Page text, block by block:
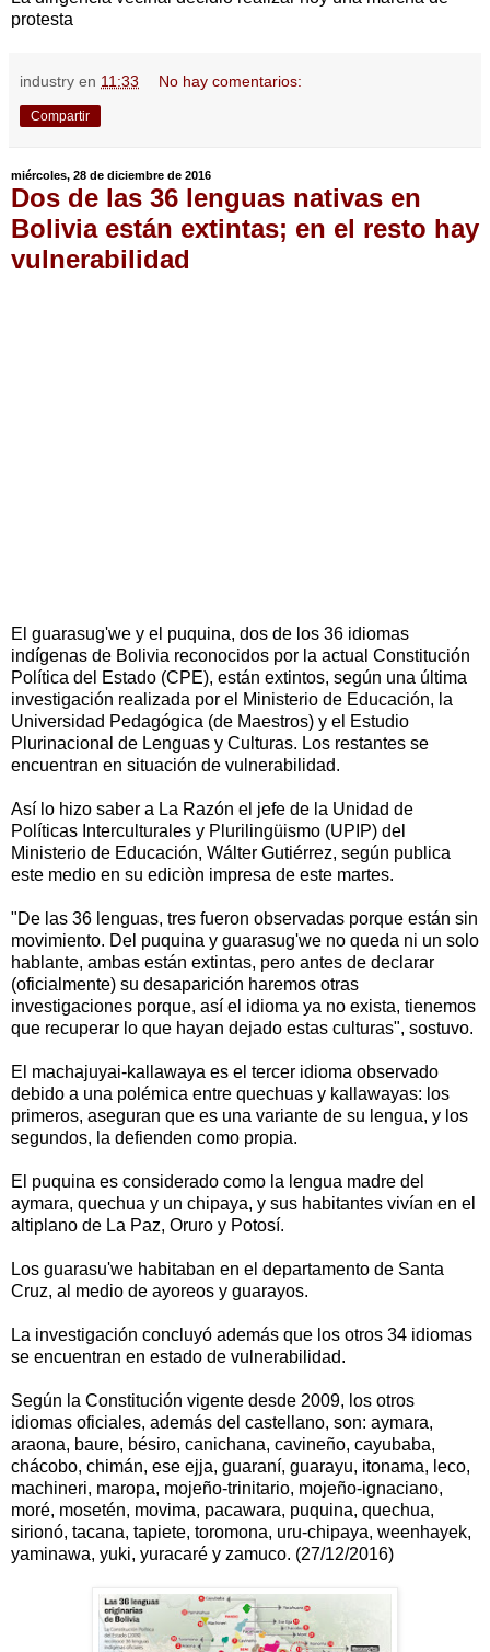
protesta
industry en 11:33 No hay comentarios:
Compartir
miércoles, 28 de diciembre de 2016
Dos de las 36 lenguas nativas en
Bolivia están extintas; en el resto hay
vulnerabilidad
El guarasug'we y el puquina, dos de los 36 idiomas
indígenas de Bolivia reconocidos por la actual Constitución
Política del Estado (CPE), están extintos, según una última
investigación realizada por el Ministerio de Educación, la
Universidad Pedagógica (de Maestros) y el Estudio
Plurinacional de Lenguas y Culturas. Los restantes se
encuentran en situación de vulnerabilidad.
Así lo hizo saber a La Razón el jefe de la Unidad de
Políticas Interculturales y Plurilingüismo (UPIP) del
Ministerio de Educación, Wálter Gutiérrez, según publica
este medio en su ediciòn impresa de este martes.
"De las 36 lenguas, tres fueron observadas porque están sin
movimiento. Del puquina y guarasug'we no queda ni un solo
hablante, ambas están extintas, pero antes de declarar
(oficialmente) su desaparición haremos otras
investigaciones porque, así el idioma ya no exista, tienemos
que recuperar lo que hayan dejado estas culturas", sostuvo.
El machajuyai-kallawaya es el tercer idioma observado
debido a una polémica entre quechuas y kallawayas: los
primeros, aseguran que es una variante de su lengua, y los
segundos, la defienden como propia.
El puquina es considerado como la lengua madre del
aymara, quechua y un chipaya, y sus habitantes vivían en el
altiplano de La Paz, Oruro y Potosí.
Los guarasu'we habitaban en el departamento de Santa
Cruz, al medio de ayoreos y guarayos.
La investigación concluyó además que los otros 34 idiomas
se encuentran en estado de vulnerabilidad.
Según la Constitución vigente desde 2009, los otros
idiomas oficiales, además del castellano, son: aymara,
araona, baure, bésiro, canichana, cavineño, cayubaba,
chácobo, chimán, ese ejja, guaraní, guarayu, itonama, leco,
machineri, maropa, mojeño-trinitario, mojeño-ignaciano,
moré, mosetén, movima, pacawara, puquina, quechua,
sirionó, tacana, tapiete, toromona, uru-chipaya, weenhayek,
yaminawa, yuki, yuracaré y zamuco. (27/12/2016)